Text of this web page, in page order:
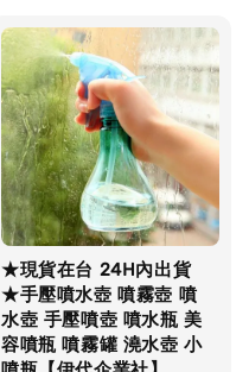
★現貨在台 24H內出貨
★手壓噴水壺 噴霧壺 噴
水壺 手壓噴壺 噴水瓶 美
容噴瓶 噴霧罐 澆水壺 小